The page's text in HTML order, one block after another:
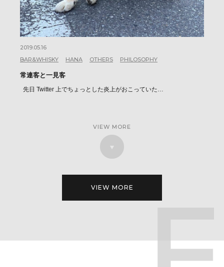
2019.05.16
BAR&WHISKY
HANA OTHERS PHILOSOPHY
常連客と一見客
先日 Twitter 上でちょっとした炎上がおこっていた…
VIEW MORE
VIEW MORE